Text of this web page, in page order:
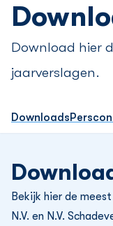
Download hier
jaarverslagen.
Downloads
Bekijk hier de
N.V. en N.V.